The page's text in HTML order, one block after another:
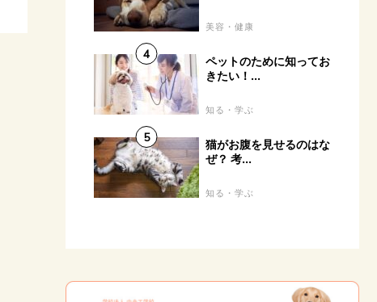
美容・健康
ペットのために知ってお
きたい！...
知る・学ぶ
猫がお腹を見せるのはな
ぜ？ 考...
知る・学ぶ